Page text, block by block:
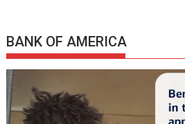
BANK OF AMERICA